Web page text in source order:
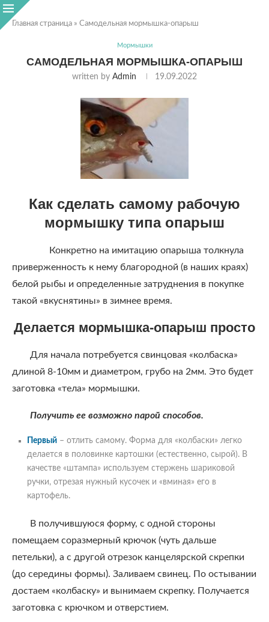
Главная страница » Самодельная мормышка-опарыш
Мормышки
САМОДЕЛЬНАЯ МОРМЫШКА-ОПАРЫШ
written by Admin 19.09.2022
Как сделать самому рабочую
мормышку типа опарыш
Конкретно на имитацию опарыша толкнула
приверженность к нему благородной (в наших краях)
белой рыбы и определенные затруднения в покупке
такой «вкуснятины» в зимнее время.
Делается мормышка-опарыш просто
Для начала потребуется свинцовая «колбаска»
длиной 8-10мм и диаметром, грубо на 2мм. Это будет
заготовка «тела» мормышки.
Получить ее возможно парой способов.
Первый – отлить самому. Форма для «колбаски» легко
делается в половинке картошки (естественно, сырой). В
качестве «штампа» используем стержень шариковой
ручки, отрезая нужный кусочек и «вминая» его в
картофель.
В получившуюся форму, с одной стороны
помещаем соразмерный крючок (чуть дальше
петельки), а с другой отрезок канцелярской скрепки
(до середины формы). Заливаем свинец. По остывании
достаем «колбаску» и вынимаем скрепку. Получается
заготовка с крючком и отверстием.